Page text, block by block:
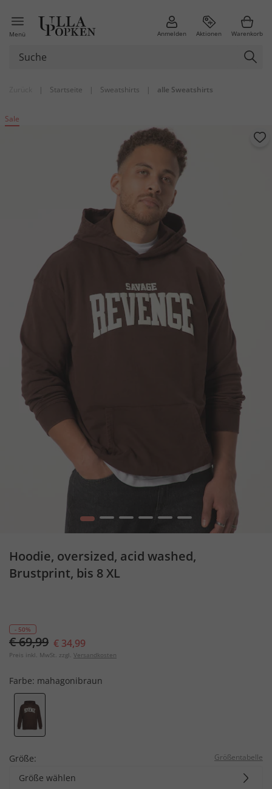
Menü Anmelden Aktionen Warenkorb
| Startseite | Sweatshirts | alle Sweatshirts
Sale
1 2 3 4 5 6
Hoodie, oversized, acid washed,
Brustprint, bis 8 XL
- 50%
€ 69,99 € 34,99
Preis inkl. MwSt. zzgl. Versandkosten
Farbe: mahagonibraun
Größe: Größentabelle
Größe wählen